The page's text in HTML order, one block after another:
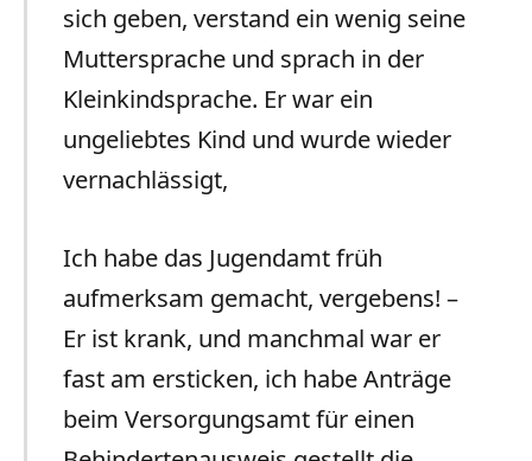
sich geben, verstand ein wenig seine
Muttersprache und sprach in der
Kleinkindsprache. Er war ein
ungeliebtes Kind und wurde wieder
vernachlässigt,
Ich habe das Jugendamt früh
aufmerksam gemacht, vergebens! –
Er ist krank, und manchmal war er
fast am ersticken, ich habe Anträge
beim Versorgungsamt für einen